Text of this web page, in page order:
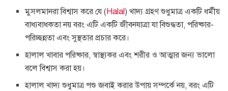
মুসলমানরা বিশ্বাস করে যে (Halal) খাদ্য গ্রহণ শুধুমাত্র একটি ধর্মীয়
বাধ্যবাধকতা নয় বরং এটি একটি জীবনযাত্রা যা বিশুদ্ধতা, পরিষ্কার-
পরিচ্ছন্নতা এবং সুস্থতার প্রচার করে।
হালাল খাবার পরিষ্কার, স্বাস্থ্যকর এবং শরীর ও আত্মার জন্য ভালো
বলে বিশ্বাস করা হয়।
হালাল খাদ্য শুধুমাত্র পশু জবাই করার উপায় সম্পর্কে নয়, বরং এটি